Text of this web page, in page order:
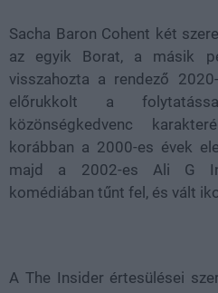
Sacha Baron Cohent két
az egyik Borat, a másik
visszahozta a rendező
előrukkolt a
közönségkedvenc
korábban a 2000-es évek
majd a 2002-es Ali G
komédiában tűnt fel, és vált
A The Insider értesülései